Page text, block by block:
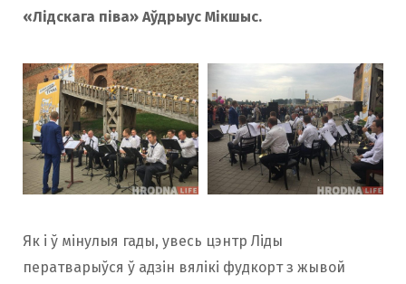
«Лідскага піва» Аўдрыус Мікшыс.
Як і ў мінулыя гады, увесь цэнтр Ліды
ператварыўся ў адзін вялікі фудкорт з жывой